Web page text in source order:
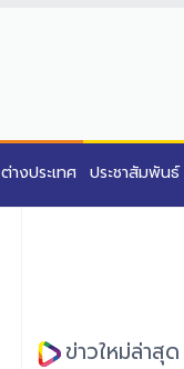
ต่างประเทศ ประชาสัมพันธ์
ข่าวใหม่ล่าสุด